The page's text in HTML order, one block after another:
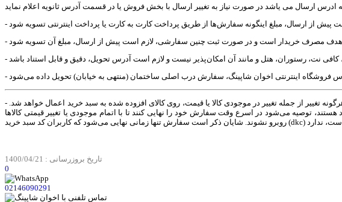
- لازم به ذکر است افزودن کالا به سبد خرید به معنی رزرو کالا نیست و هیچ گونه حقی را برای مشتریان ایجاد نمی‌کند. همچنین تا پیش از ثبت نهایی، هرگونه تغییر از جمله تغییر در موجودی کالا یا قیمت، روی کالای افزوده شده به سبد خرید اعمال خواهد شد.
توصیه می‌شود در اسرع وقت سفارش خود را نهایی کنند تا با اتمام موجودی یا تغییر قیمتی کالاها
تاریخ بروزرسانی : 1400/04/21
0
02146090291